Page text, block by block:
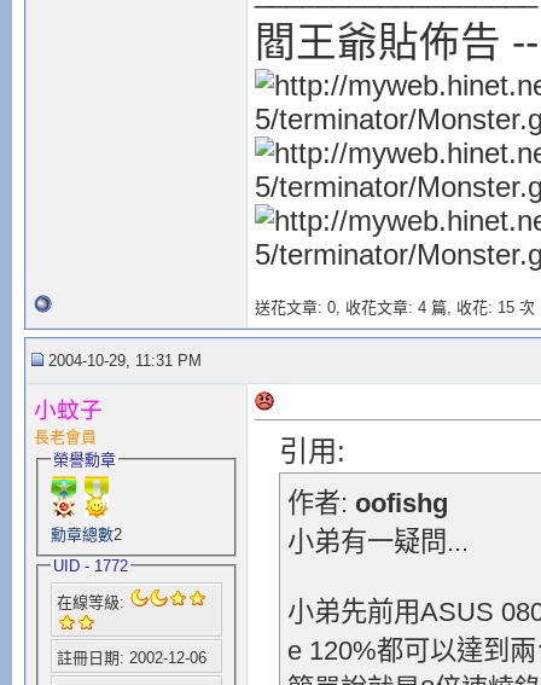
閻王爺貼佈告
送花文章: 0, 收花文章: 4 篇, 收花: 15 次
2004-10-29, 11:31 PM
小蚊子
長老會員
榮譽勳章
勳章總數2
UID - 1772
在線等級:
註冊日期: 2002-12-06
引用:
作者: oofishg
小弟有一疑問...
小弟先前用ASUS
e 120%都可以達到